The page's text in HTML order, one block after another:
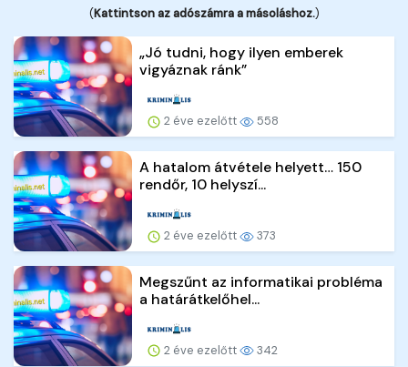
(Kattintson az adószámra a másoláshoz.)
„Jó tudni, hogy ilyen emberek
vigyáznak ránk”
2 éve ezelőtt 558
A hatalom átvétele helyett… 150
rendőr, 10 helyszí...
2 éve ezelőtt 373
Megszűnt az informatikai probléma
a határátkelőhel...
2 éve ezelőtt 342